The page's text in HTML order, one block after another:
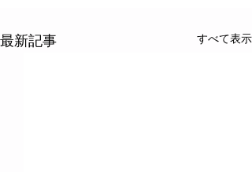
最新記事 すべて表示